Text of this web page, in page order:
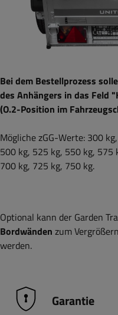
Bei dem Bestellprozess
des Anhängers in das Feld
(O.2-Position im
Mögliche zGG-Werte: 300
500 kg, 525 kg, 550 kg, 575
700 kg, 725 kg, 750 kg.
Optional kann der Garden
Bordwänden zum
werden.
Garantie